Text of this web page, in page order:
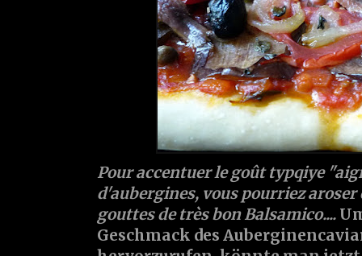
Pour accentuer le goût typqiye
d'aubergines, vous pourriez aroser
gouttes de très bon Balsamico....
Geschmack des